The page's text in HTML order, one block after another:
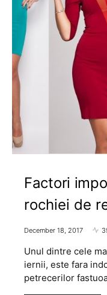
Factori
rochiei de
December 18, 2017
Unul dintre cele
iernii, este fara
petrecerilor